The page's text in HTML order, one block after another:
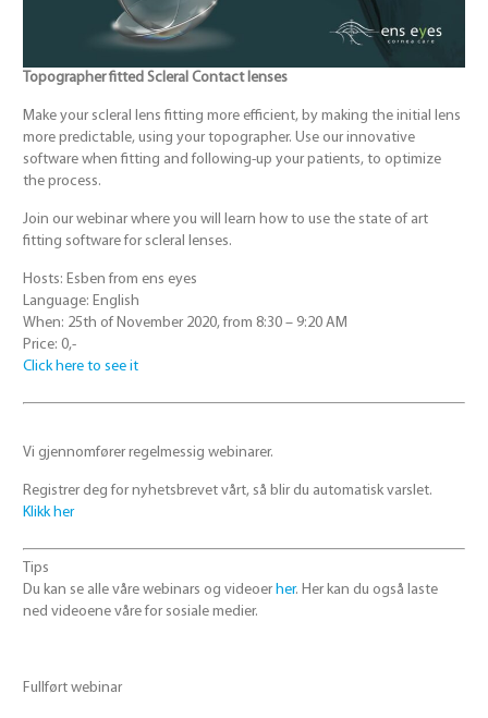
Topographer fitted Scleral Contact lenses
Make your scleral lens fitting more efficient, by making the initial lens
more predictable, using your topographer. Use our innovative
software when fitting and following-up your patients, to optimize
the process.
Join our webinar where you will learn how to use the state of art
fitting software for scleral lenses.
Hosts: Esben from ens eyes
Language: English
When: 25th of November 2020, from 8:30 – 9:20 AM
Price: 0,-
Click here to see it
Vi gjennomfører regelmessig webinarer.
Registrer deg for nyhetsbrevet vårt, så blir du automatisk varslet.
Klikk her
Tips
Du kan se alle våre webinars og videoer her. Her kan du også laste
ned videoene våre for sosiale medier.
Fullført webinar